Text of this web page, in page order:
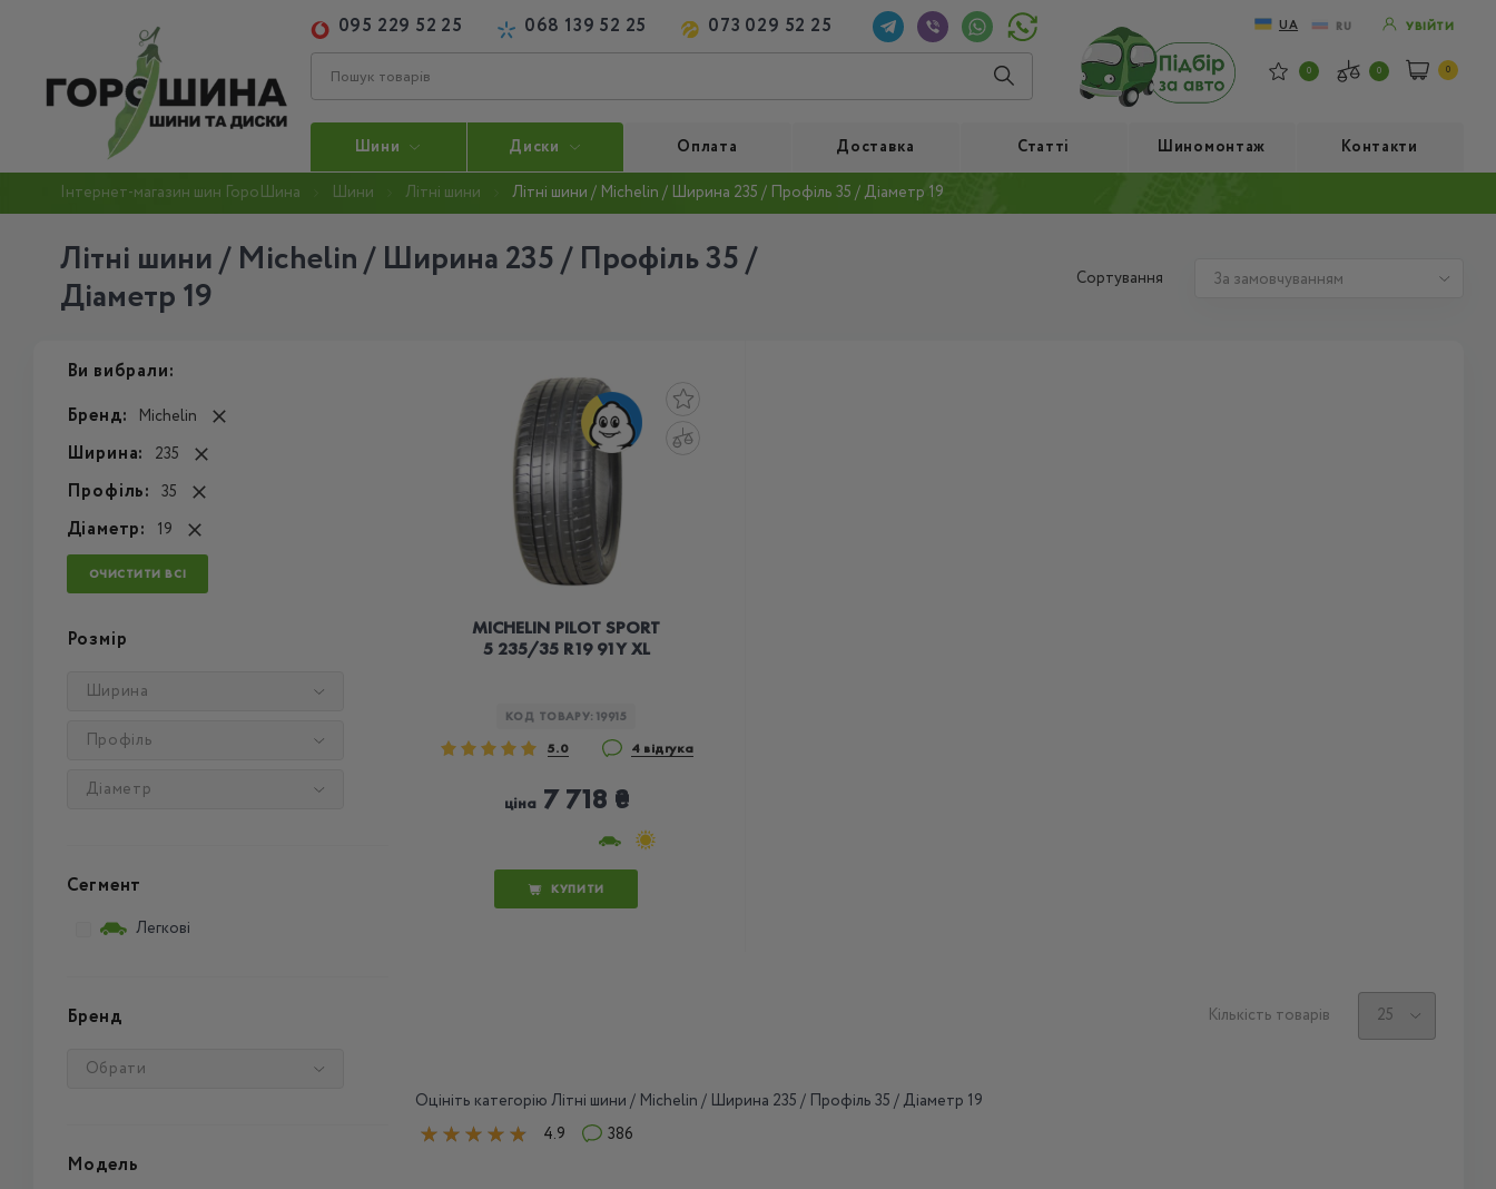
095 229 52 25 068 139 52 25 073 029 52 25 UA RU УВІЙТИ
0 0 0
Шини Диски Оплата Доставка Статті Шиномонтаж Контакти
Інтернет-магазин шин ГороШина Шини Літні шини Літні шини / Michelin / Ширина 235 / Профіль 35 / Діаметр 19
Літні шини / Michelin / Ширина 235 / Профіль 35 /
Діаметр 19
Сортування
Ви вибрали:
Бренд:
Michelin
Ширина: 235
Профіль: 35
Діаметр: 19
ОЧИСТИТИ ВСІ
Розмір
Ширина
Профіль
Діаметр
Сегмент
Легкові
Бренд
Обрати
Модель
MICHELIN PILOT SPORT
5 235/35 R19 91Y XL
КОД ТОВАРУ: 19915
5.0 4 відгука
ціна7 718 ₴
КУПИТИ
Кількість товарів
Оцініть категорію Літні шини / Michelin / Ширина 235 / Профіль 35 / Діаметр 19
4.9
386